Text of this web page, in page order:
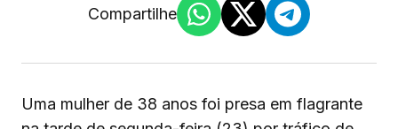
Compartilhe
Uma mulher de 38 anos foi presa em flagrante